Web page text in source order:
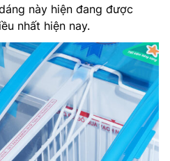
này hiện đang được
nhất hiện nay.